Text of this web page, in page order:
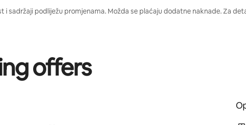
i sadržaji podliježu promjenama. Možda se plaćaju dodatne naknade. Za
offers